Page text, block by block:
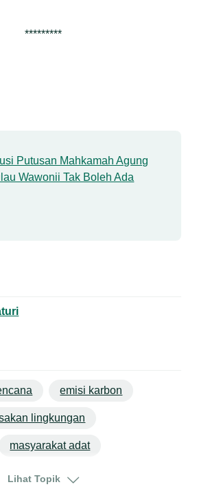
*********
Putusan Mahkamah Agung
Wawonii Tak Boleh Ada
emisi karbon
lingkungan
masyarakat adat
pertambangan
Lihat Topik